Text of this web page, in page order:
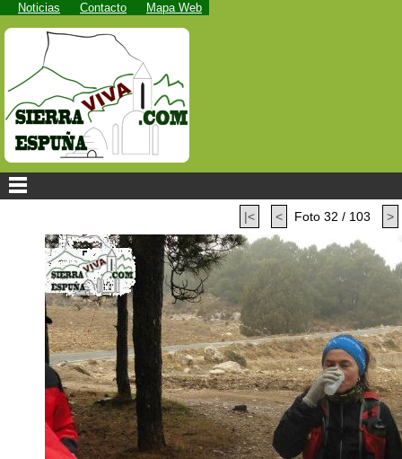
Noticias Contacto Mapa Web
|< < Foto 32 / 103 >